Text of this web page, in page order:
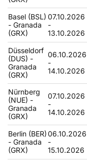
Basel (BSL)
- Granada
(GRX)
07.10.2026
-
13.10.2026
Düsseldorf
(DUS) -
Granada
(GRX)
06.10.2026
-
14.10.2026
Nürnberg
(NUE) -
Granada
(GRX)
07.10.2026
-
14.10.2026
Berlin (BER)
- Granada
(GRX)
06.10.2026
-
15.10.2026